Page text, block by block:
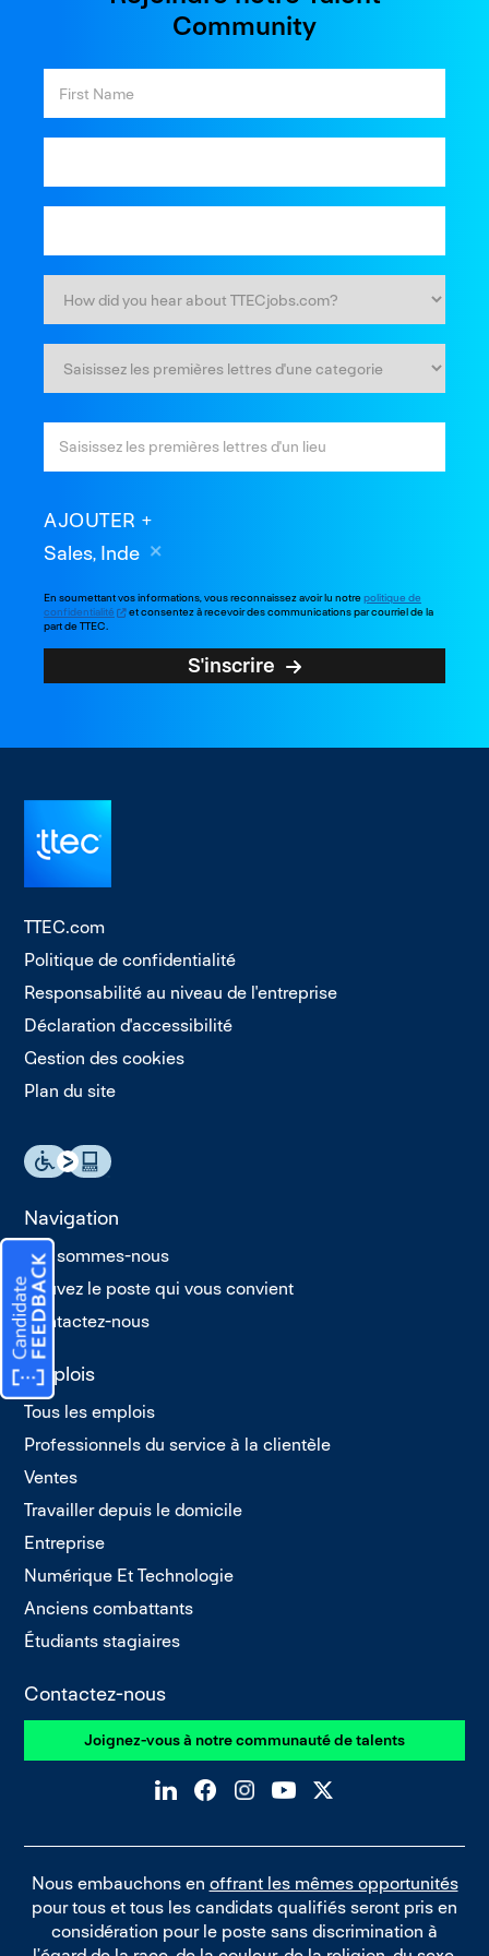
Community
AJOUTER
Sales, Inde
En soumettant vos informations, vous reconnaissez avoir lu notrepolitique de
confidentialité
et consentez à recevoir des communications par courriel de la
part de TTEC.
S'inscrire
TTEC.com
Politique de confidentialité
Responsabilité au niveau de l'entreprise
Déclaration d'accessibilité
Gestion des cookies
Plan du site
Navigation
Qui sommes-nous
Trouvez le poste qui vous convient
Contactez-nous
Emplois
Tous les emplois
Professionnels du service à la clientèle
Ventes
Travailler depuis le domicile
Entreprise
Numérique Et Technologie
Anciens combattants
Étudiants stagiaires
Contactez-nous
Joignez-vous à notre communauté de talents
Nous embauchons en offrant les mêmes opportunités
pour tous et tous les candidats qualifiés seront pris en
considération pour le poste sans discrimination à